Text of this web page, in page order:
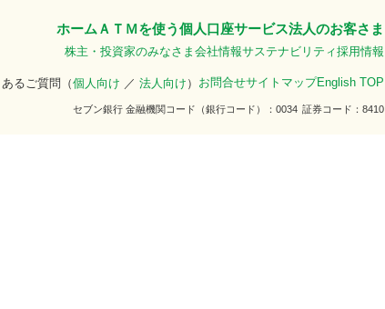
ホーム ＡＴＭを使う個人口座サービス法人のお客さま
株主・投資家のみなさま 会社情報サステナビリティ採用情報
るご質問（個人向け ／ 法人向け ） お問合せサイトマップEnglish TOP
セブン銀行 金融機関コード（銀行コード） 0034 証券コード 8410